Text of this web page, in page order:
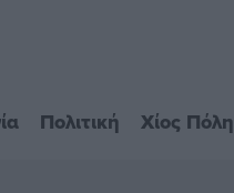
Πολιτική Χίος Πόλη